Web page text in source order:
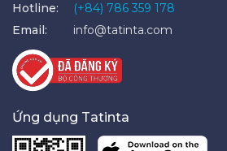
Hotline:
(+84) 786 359 178
Email:
info@tatinta.com
Ứng dụng Tatinta